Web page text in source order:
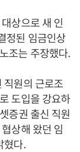
상으로 새 인
정된 임금인상
조는 주장했다.
직원의 근로조
도입을 강요하
증권 출신 직원
상해 왔던 임
혔다.